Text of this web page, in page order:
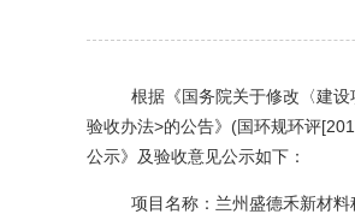
根据《国务院关于修改〈建设
验收办法>的公告》(国环规环评
公示》及验收意见公示如下：
项目名称： 兰州盛德禾新材